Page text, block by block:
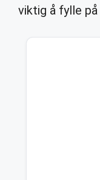
viktig å fylle